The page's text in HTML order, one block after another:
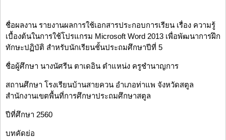
ชื่อผลงาน รายงานผลการใช้เอกสารประกอบการเรียน เรื่อง ความรู้
เบื้องต้นในการใช้โปรแกรม Microsoft Word 2013 เพื่อพัฒนาการฝึก
ทักษะปฏิบัติ สำหรับนักเรียนชั้นประถมศึกษาปีที่ 5
ชื่อผู้ศึกษา นางนัศรีน ตาเดอิน ตำแหน่ง ครูชำนาญการ
สถานศึกษา โรงเรียนบ้านสายควน อำเภอท่าแพ จังหวัดสตูล
สำนักงานเขตพื้นที่การศึกษาประถมศึกษาสตูล
ปีที่ศึกษา 2560
บทคัดย่อ